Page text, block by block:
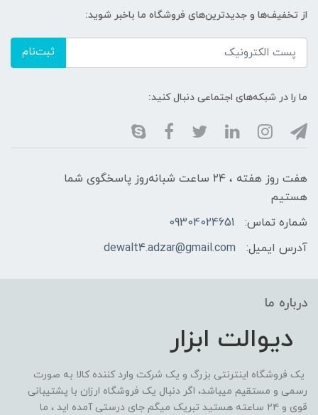
از تخفیف‌ها و جدیدترین‌های فروشگاه ما باخبر شوید:
ثبت‌نام
ما را در شبکه‌های اجتماعی دنبال کنید:
هفت روز هفته ، ۲۴ ساعت شبانه‌روز پاسخگوی شما
هستیم
شماره تماس:
09304024651
آدرس ایمیل:
dewalt4.adzar@gmail.com
درباره ما
دیوالت ابزار
یک فروشگاه اینترنتی بزرگ و یک شرکت وارد کننده کالا به صورت
رسمی و مستقیم میباشد، اگر دنبال یک فروشگاه ارزان با پشتیبانی
قوی و ۲۴ ساعته هستید تبریک میگم جای درستی آمده اید ، ما